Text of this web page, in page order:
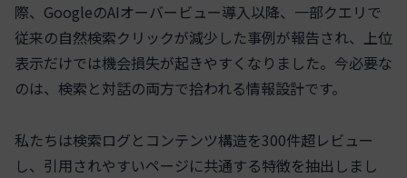
際、GoogleのAIオーバービュー導入以降、一部クエリで
従来の自然検索クリックが減少した事例が報告され、上位
表示だけでは機会損失が起きやすくなりました。今必要な
のは、検索と対話の両方で拾われる情報設計です。
私たちは検索ログとコンテンツ構造を300件超レビュー
し、引用されやすいページに共通する特徴を抽出しまし